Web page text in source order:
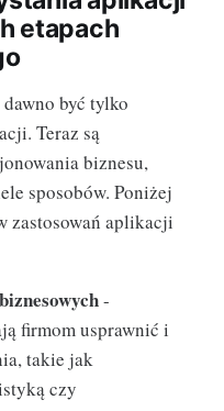
etapach
być tylko
Teraz są
biznesu,
sposobów. Poniżej
zastosowań aplikacji
-
firmom usprawnić i
takie jak
czy